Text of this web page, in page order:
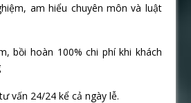
am hiểu chuyên môn và luật
bồi hoàn 100% chi phí khi khách
vấn 24/24 kể cả ngày lễ.